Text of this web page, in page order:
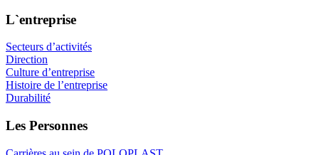
L`entreprise
Secteurs d’activités
Direction
Culture d’entreprise
Histoire de l’entreprise
Durabilité
Les Personnes